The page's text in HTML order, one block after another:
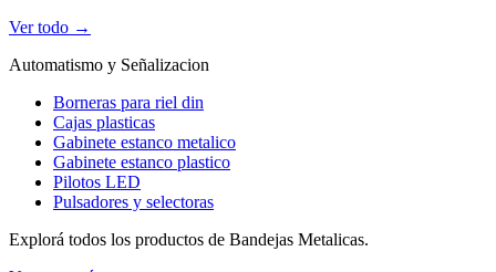
Ver todo →
Automatismo y Señalizacion
Borneras para riel din
Cajas plasticas
Gabinete estanco metalico
Gabinete estanco plastico
Pilotos LED
Pulsadores y selectoras
Explorá todos los productos de Bandejas Metalicas.